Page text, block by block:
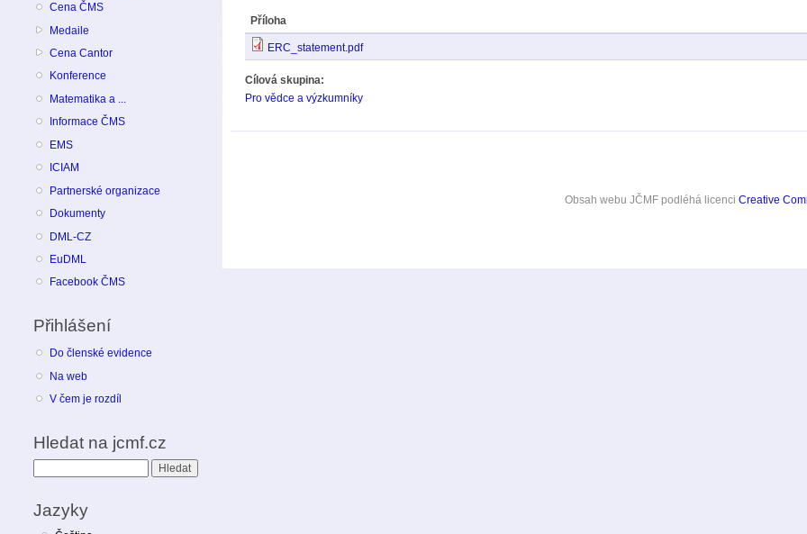
Cena ČMS
Medaile
Cena Cantor
Konference
Matematika a ...
Informace ČMS
EMS
ICIAM
Partnerské organizace
Dokumenty
DML-CZ
EuDML
Facebook ČMS
Přihlášení
Do členské evidence
Na web
V čem je rozdíl
Hledat na jcmf.cz
Jazyky
Příloha
ERC_statement.pdf
Cílová skupina:
Pro vědce a výzkumníky
Obsah webu JČMFpodléhá licenci Creative